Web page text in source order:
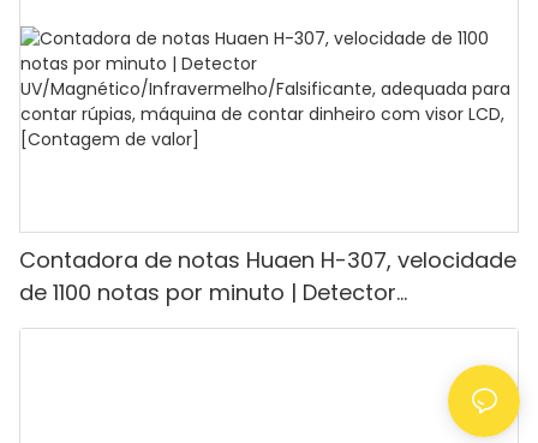
Contadora de notas Huaen H-307, velocidade
de 1100 notas por minuto | Detector
UV/Magnético/Infravermelho/Falsificante,
adequada para contar rúpias, máquina de
contar dinheiro com visor LCD, [Contagem de